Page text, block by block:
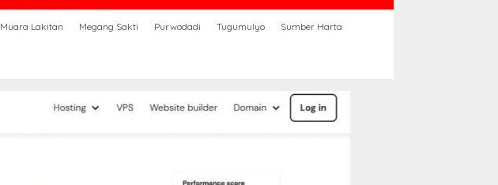
Muara Lakitan Megang Sakti Purwodadi Tugumulyo Sumber Harta